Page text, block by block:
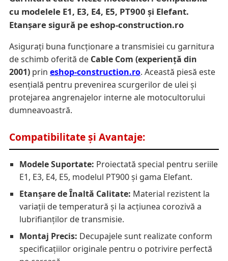
cu modelele E1, E3, E4, E5, PT900 și Elefant.
Etanșare sigură pe eshop-construction.ro
Asigurați buna funcționare a transmisiei cu garnitura
de schimb oferită de Cable Com (experiență din
2001) prin eshop-construction.ro. Această piesă este
esențială pentru prevenirea scurgerilor de ulei și
protejarea angrenajelor interne ale motocultorului
dumneavoastră.
Compatibilitate și Avantaje:
Modele Suportate: Proiectată special pentru seriile
E1, E3, E4, E5, modelul PT900 și gama Elefant.
Etanșare de Înaltă Calitate: Material rezistent la
variații de temperatură și la acțiunea corozivă a
lubrifianților de transmisie.
Montaj Precis: Decupajele sunt realizate conform
specificațiilor originale pentru o potrivire perfectă